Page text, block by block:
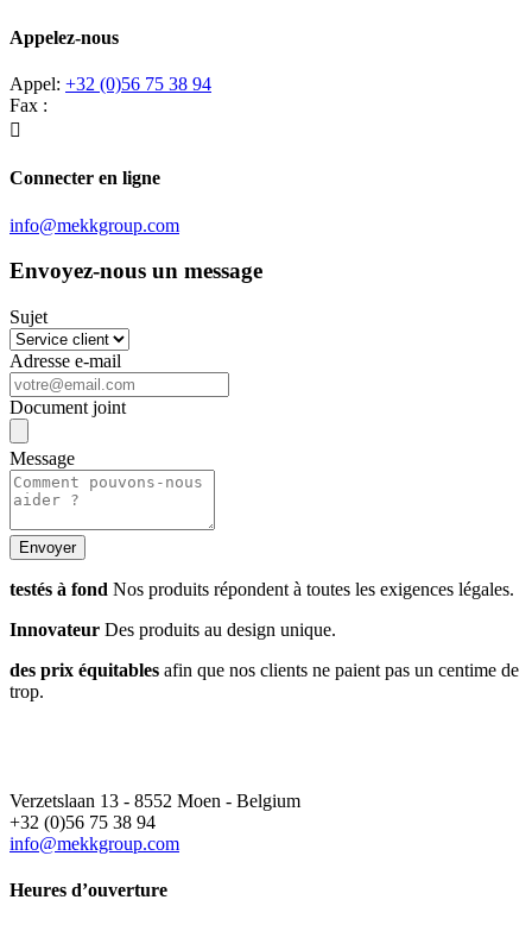
Appelez-nous
Appel: +32 (0)56 75 38 94
Fax :

Connecter en ligne
info@mekkgroup.com
Envoyez-nous un message
Sujet
Adresse e-mail
Document joint
Message
testés à fond Nos produits répondent à toutes les exigences légales.
Innovateur Des produits au design unique.
des prix équitables afin que nos clients ne paient pas un centime de
trop.
Verzetslaan 13 - 8552 Moen - Belgium
+32 (0)56 75 38 94
info@mekkgroup.com
Heures d’ouverture